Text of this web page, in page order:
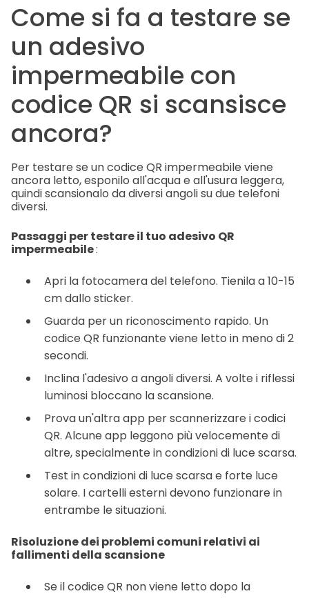
Come si fa a testare se
un adesivo
impermeabile con
codice QR si scansisce
ancora?
Per testare se un codice QR impermeabile viene
ancora letto, esponilo all'acqua e all'usura leggera,
quindi scansionalo da diversi angoli su due telefoni
diversi.
Passaggi per testare il tuo adesivo QR
impermeabile:
Apri la fotocamera del telefono. Tienila a 10-15
cm dallo sticker.
Guarda per un riconoscimento rapido. Un
codice QR funzionante viene letto in meno di 2
secondi.
Inclina l'adesivo a angoli diversi. A volte i riflessi
luminosi bloccano la scansione.
Prova un'altra app per scannerizzare i codici
QR. Alcune app leggono più velocemente di
altre, specialmente in condizioni di luce scarsa.
Test in condizioni di luce scarsa e forte luce
solare. I cartelli esterni devono funzionare in
entrambe le situazioni.
Risoluzione dei problemi comuni relativi ai
fallimenti della scansione
Se il codice QR non viene letto dopo la